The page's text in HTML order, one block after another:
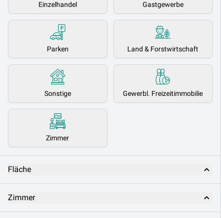
Einzelhandel Gastgewerbe
Parken Land & Forstwirtschaft
Sonstige Gewerbl. Freizeitimmobilie
Zimmer
Fläche
Zimmer